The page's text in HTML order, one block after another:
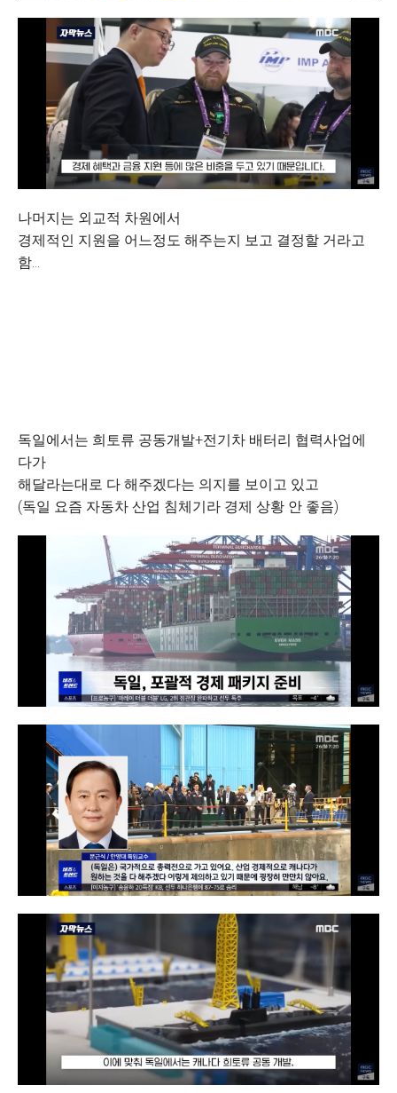
나머지는 외교적 차원에서
경제적인 지원을 어느정도 해주는지 보고 결정할 거라고
함...
독일에서는 희토류 공동개발+전기차 배터리 협력사업에
다가
해달라는대로 다 해주겠다는 의지를 보이고 있고
(독일 요즘 자동차 산업 침체기라 경제 상황 안 좋음)